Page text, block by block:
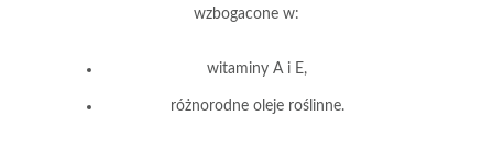
wzbogacone w:
witaminy A i E,
różnorodne oleje roślinne.